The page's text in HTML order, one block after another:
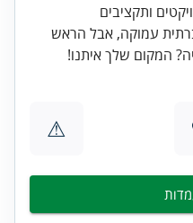
ותקציבים
עמוקה, אבל הראש
המקום שלך איתנו!
⚠